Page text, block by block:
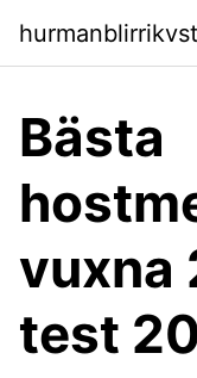
Bästa
vuxna
test